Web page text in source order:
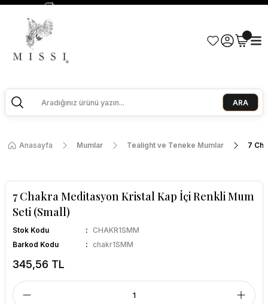
ARA
Anasayfa Mumlar Tealight ve Teneke Mumlar 7
7 Chakra Meditasyon Kristal Kap İçi Renkli Mum
Seti (Small)
Stok Kodu
CHAKR1SMM
Barkod Kodu
chakr1SMM
345,56 TL